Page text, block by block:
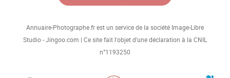
Annuaire-Photographe.fr est un service de la société Image-Libre
Studio - Jingoo.com | Ce site fait l'objet d'une déclaration à la CNIL
n°1193250